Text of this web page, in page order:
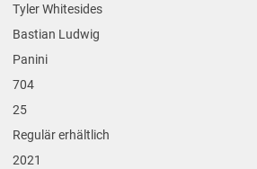
Tyler Whitesides
Bastian Ludwig
Panini
704
25
Regulär erhältlich
2021